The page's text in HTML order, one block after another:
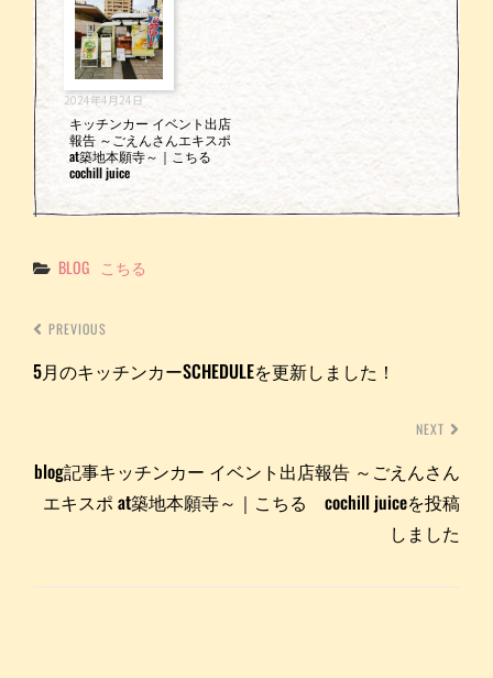
2024年4月24日
キッチンカー イベント出店
報告 ～ごえんさんエキスポ
at築地本願寺～｜こちる
cochill juice
Categories
BLOG こちる
PREVIOUS
5月のキッチンカーSCHEDULEを更新しました！
NEXT
blog記事キッチンカー イベント出店報告 ～ごえんさん
エキスポ at築地本願寺～｜こちる cochill juiceを投稿
しました